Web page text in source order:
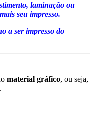
laminação ou
seu impresso.
a ser impresso do
material gráfico, ou seja,